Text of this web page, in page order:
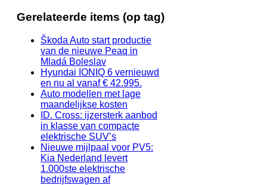
Gerelateerde items (op tag)
Škoda Auto start productie
van de nieuwe Peaq in
Mladá Boleslav
Hyundai IONIQ 6 vernieuwd
en nu al vanaf € 42.995.
Auto modellen met lage
maandelijkse kosten
ID. Cross: ijzersterk aanbod
in klasse van compacte
elektrische SUV’s
Nieuwe mijlpaal voor PV5:
Kia Nederland levert
1.000ste elektrische
bedrijfswagen af